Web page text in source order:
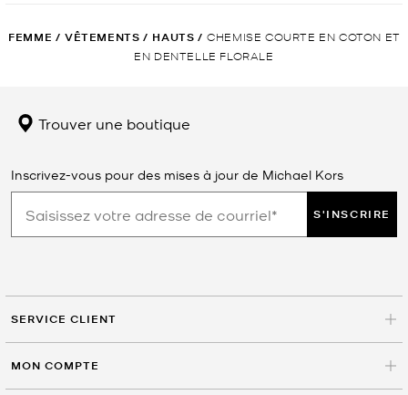
FEMME / VÊTEMENTS / HAUTS / CHEMISE COURTE EN COTON ET
EN DENTELLE FLORALE
Trouver une boutique
Inscrivez-vous pour des mises à jour de Michael Kors
S'INSCRIRE
SERVICE CLIENT
MON COMPTE